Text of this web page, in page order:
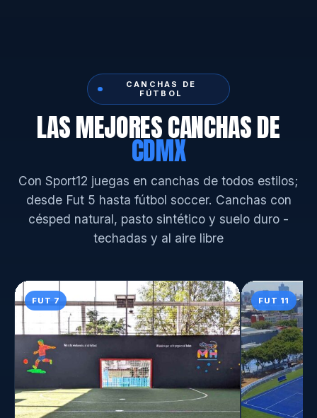
CANCHAS DE
FÚTBOL
LAS MEJORES CANCHAS DE
CDMX
Con Sport12 juegas en canchas de todos estilos;
desde Fut 5 hasta fútbol soccer. Canchas con
césped natural, pasto sintético y suelo duro -
techadas y al aire libre
FUT 7 FUT 11